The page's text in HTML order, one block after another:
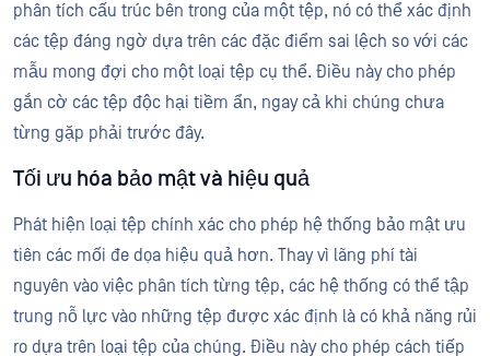
phân tích cấu trúc bên trong của một tệp, nó có thể xác định
các tệp đáng ngờ dựa trên các đặc điểm sai lệch so với các
mẫu mong đợi cho một loại tệp cụ thể. Điều này cho phép
gắn cờ các tệp độc hại tiềm ẩn, ngay cả khi chúng chưa
từng gặp phải trước đây.
Tối ưu hóa bảo mật và hiệu quả
Phát hiện loại tệp chính xác cho phép hệ thống bảo mật ưu
tiên các mối đe dọa hiệu quả hơn. Thay vì lãng phí tài
nguyên vào việc phân tích từng tệp, các hệ thống có thể tập
trung nỗ lực vào những tệp được xác định là có khả năng rủi
ro dựa trên loại tệp của chúng. Điều này cho phép cách tiếp